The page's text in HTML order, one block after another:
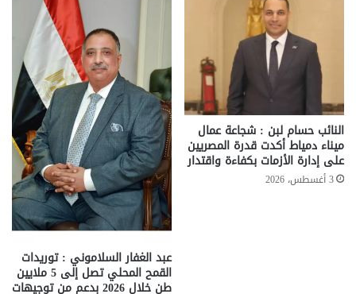
النائب حسام لبن : شجاعة عمال
ميناء دمياط أكدت قدرة المصريين
على إدارة الأزمات بكفاءة واقتدار
3 أغسطس، 2026
عبد الغفار السلاموني : توريدات
القمح المحلي تصل إلى 5 ملايين
طن خلال 2026 بدعم من توجيهات